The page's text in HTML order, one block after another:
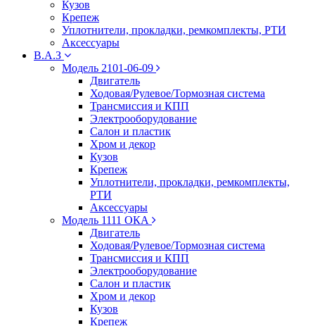
Кузов
Крепеж
Уплотнители, прокладки, ремкомплекты, РТИ
Аксессуары
В.А.З
Модель 2101-06-09
Двигатель
Ходовая/Рулевое/Тормозная система
Трансмиссия и КПП
Электрооборудование
Салон и пластик
Хром и декор
Кузов
Крепеж
Уплотнители, прокладки, ремкомплекты,
РТИ
Аксессуары
Модель 1111 ОКА
Двигатель
Ходовая/Рулевое/Тормозная система
Трансмиссия и КПП
Электрооборудование
Салон и пластик
Хром и декор
Кузов
Крепеж